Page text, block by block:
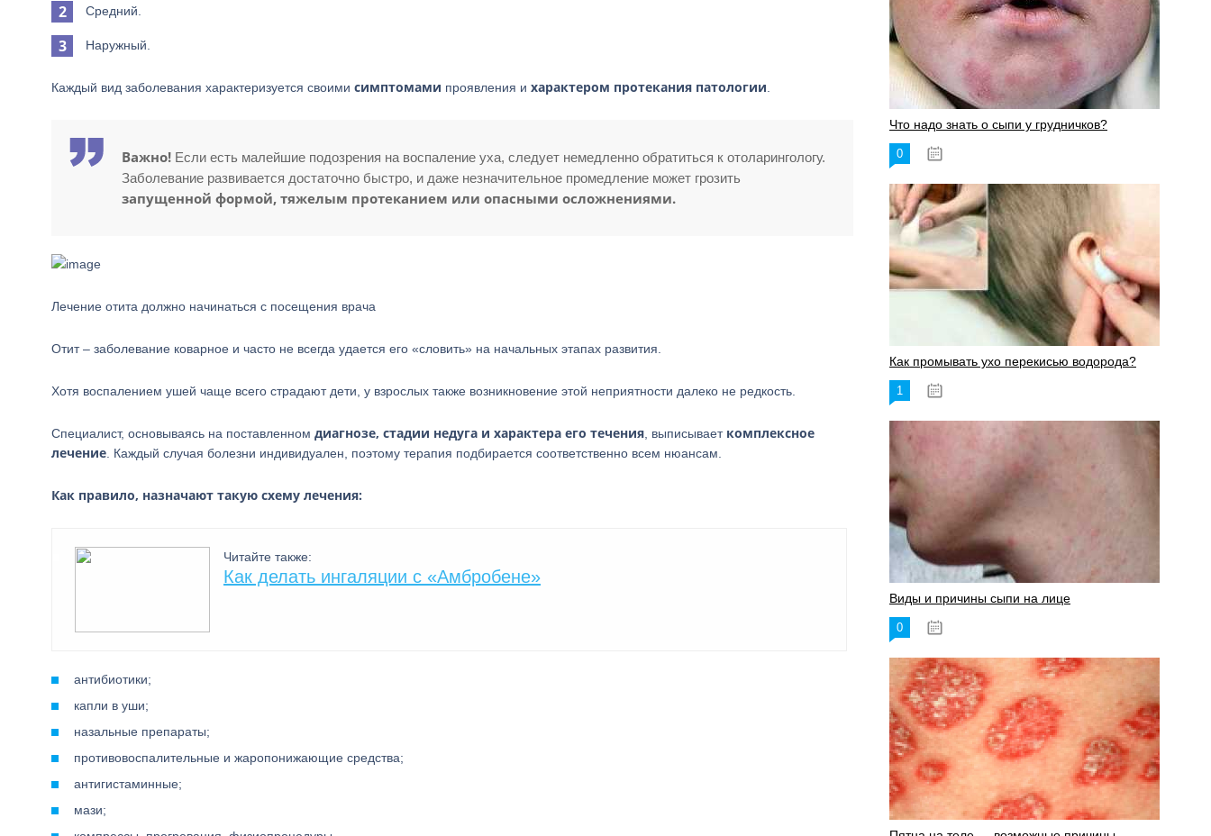
Средний.
Наружный.
Каждый вид заболевания характеризуется своими симптомами проявления и характером протекания патологии
Важно! Если есть малейшие подозрения на воспаление уха, следует немедленно обратиться к отоларингологу.
Заболевание развивается достаточно быстро, и даже незначительное промедление может грозить
запущенной формой, тяжелым протеканием или опасными осложнениями.
Лечение отита должно начинаться с посещения врача
Отит – заболевание коварное и часто не всегда удается его «словить» на начальных этапах развития.
Хотя воспалением ушей чаще всего страдают дети, у взрослых также возникновение этой неприятности далеко не редкость.
Специалист, основываясь на поставленном диагнозе, стадии недуга и характера его течения , выписывает комплексное
лечение . Каждый случая болезни индивидуален, поэтому терапия подбирается соответственно всем нюансам.
Как правило, назначают такую схему лечения:
Читайте также:
Как делать ингаляции с «Амбробене»
антибиотики;
капли в уши;
назальные препараты;
противовоспалительные и жаропонижающие средства;
антигистаминные;
мази;
Что надо знать о сыпи у грудничков?
0
Как промывать ухо перекисью водорода?
1
Виды и причины сыпи на лице
0